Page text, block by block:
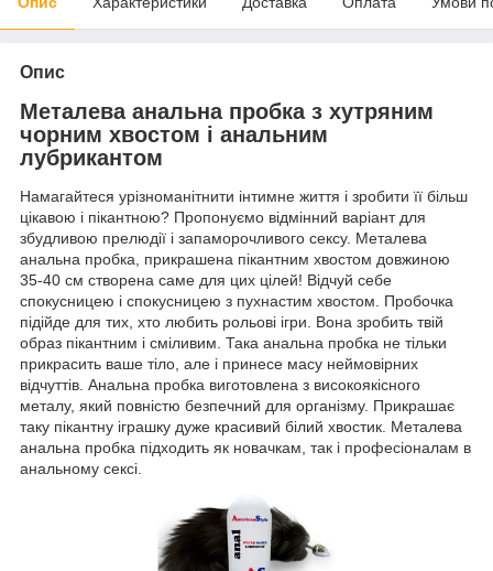
Опис
Металева анальна пробка з хутряним
чорним хвостом і анальним
лубрикантом
Намагайтеся урізноманітнити інтимне життя і зробити її більш
цікавою і пікантною? Пропонуємо відмінний варіант для
збудливою прелюдії і запаморочливого сексу. Металева
анальна пробка, прикрашена пікантним хвостом довжиною
35-40 см створена саме для цих цілей! Відчуй себе
спокусницею і спокусницею з пухнастим хвостом. Пробочка
підійде для тих, хто любить рольові ігри. Вона зробить твій
образ пікантним і сміливим. Така анальна пробка не тільки
прикрасить ваше тіло, але і принесе масу неймовірних
відчуттів. Анальна пробка виготовлена з високоякісного
металу, який повністю безпечний для організму. Прикрашає
таку пікантну іграшку дуже красивий білий хвостик. Металева
анальна пробка підходить як новачкам, так і професіоналам в
анальному сексі.